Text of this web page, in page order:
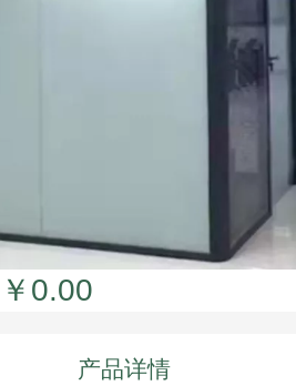
￥0.00
产品详情